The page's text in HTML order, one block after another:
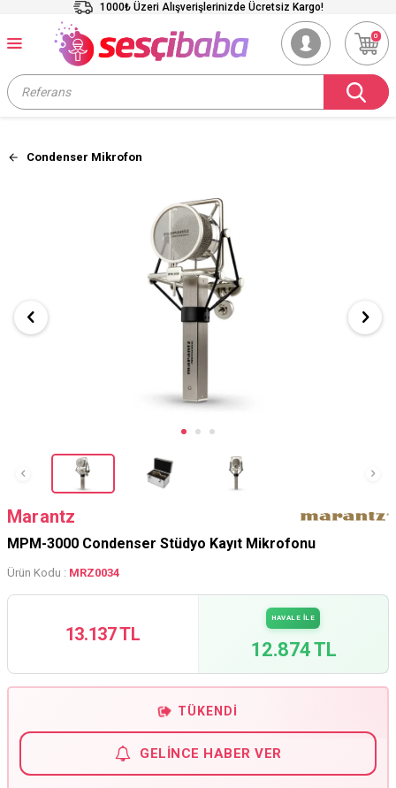
1000₺ Üzeri Alışverişlerinizde Ücretsiz Kargo!
0
Condenser Mikrofon
Marantz
MPM-3000 Condenser Stüdyo Kayıt Mikrofonu
Ürün Kodu : MRZ0034
13.137 TL
HAVALE İLE
12.874 TL
TÜKENDI
GELINCE HABER VER